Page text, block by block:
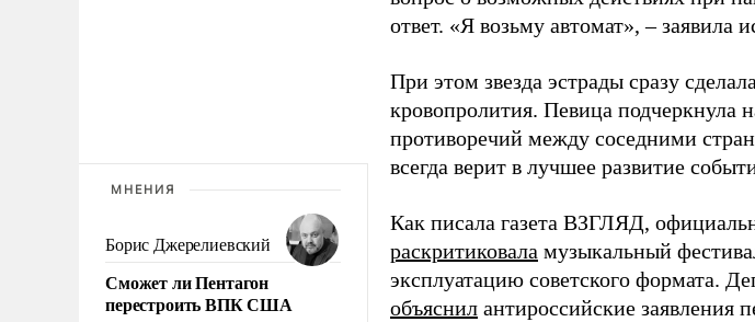
МНЕНИЯ
Борис Джерелиевский
Сможет ли Пентагон
перестроить ВПК США
ответ. «Я возьму автомат», – заявила
При этом звезда эстрады сразу
кровопролития. Певица
противоречий между соседними
всегда верит в лучшее развитие
Как писала газета ВЗГЛЯД,
раскритиковала музыкальный
эксплуатацию советского формата.
объяснил антироссийские